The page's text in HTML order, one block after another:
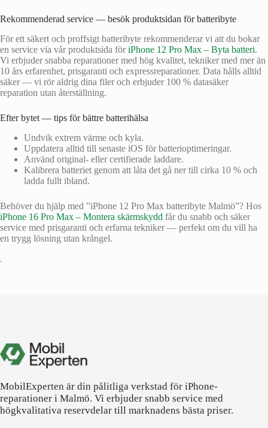
Rekommenderad service — besök produktsidan för batteribyte
För ett säkert och proffsigt batteribyte rekommenderar vi att du bokar
en service via vår produktsida föriPhone 12 Pro Max – Byta batteri.
Vi erbjuder snabba reparationer med hög kvalitet, tekniker med mer än
10 års erfarenhet, prisgaranti och expressreparationer. Data hålls alltid
säker — vi rör aldrig dina filer och erbjuder 100 % datasäker
reparation utan återställning.
Efter bytet — tips för bättre batterihälsa
Undvik extrem värme och kyla.
Uppdatera alltid till senaste iOS för batterioptimeringar.
Använd original- eller certifierade laddare.
Kalibrera batteriet genom att låta det gå ner till cirka 10 % och
ladda fullt ibland.
Behöver du hjälp med ”iPhone 12 Pro Max batteribyte Malmö”? Hos
iPhone 16 Pro Max – Montera skärmskydd får du snabb och säker
service med prisgaranti och erfarna tekniker — perfekt om du vill ha
en trygg lösning utan krångel.
•
MobilExperten är din pålitliga verkstad för iPhone-
reparationer i Malmö. Vi erbjuder snabb service med
högkvalitativa reservdelar till marknadens bästa priser.